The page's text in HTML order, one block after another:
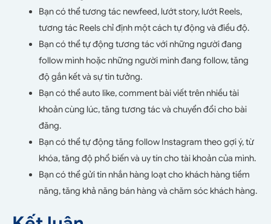
Bạn có thể tương tác newfeed, lướt story, lướt Reels,
tương tác Reels chỉ định một cách tự động và điều độ.
Bạn có thể tự động tương tác với những người đang
follow mình hoặc những người mình đang follow, tăng
độ gắn kết và sự tin tưởng.
Bạn có thể auto like, comment bài viết trên nhiều tài
khoản cùng lúc, tăng tương tác và chuyển đổi cho bài
đăng.
Bạn có thể tự động tăng follow Instagram theo gợi ý, từ
khóa, tăng độ phổ biến và uy tín cho tài khoản của mình.
Bạn có thể gửi tin nhắn hàng loạt cho khách hàng tiềm
năng, tăng khả năng bán hàng và chăm sóc khách hàng.